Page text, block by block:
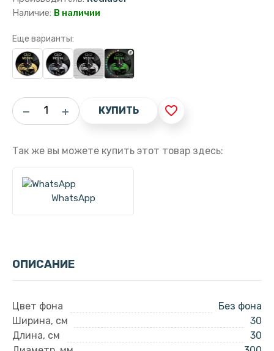
Наличие: В наличии
Еще варианты:
КУПИТЬ favorite_border
Так же вы можете купить этот товар здесь:
WhatsApp
ОПИСАНИЕ
Цвет фона
Без фона
Ширина, см
30
Длина, см
30